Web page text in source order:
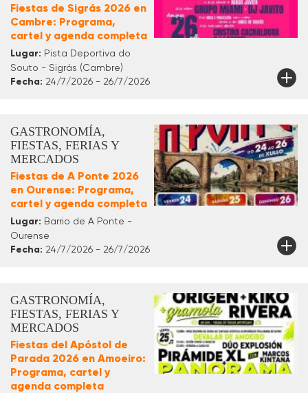
Fiestas de Sigrás 2026 en
Cambre: Programa,
cartel y agenda completa
Lugar: Pista Deportiva do
Souto - Sigrás (Cambre)
Fecha: 24/7/2026 - 26/7/2026
GASTRONOMÍA,
FIESTAS, FERIAS Y
MERCADOS
Fiestas de A Ponte 2026
en Ourense: Programa,
cartel y agenda completa
Lugar: Barrio de A Ponte -
Ourense
Fecha: 24/7/2026 - 26/7/2026
GASTRONOMÍA,
FIESTAS, FERIAS Y
MERCADOS
Fiestas del Apóstol de
Parada 2026 en Amoeiro:
Programa, cartel y
agenda completa